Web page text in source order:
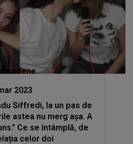
2023
Siffredi, la un pas de
astea nu merg așa. A
Ce se întâmplă, de
celor doi